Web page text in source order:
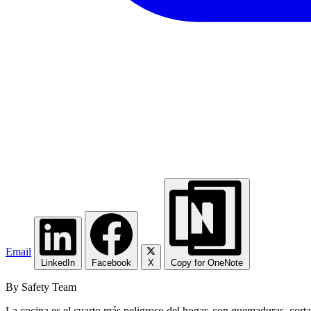
Email
LinkedIn Facebook X Copy for OneNote
By Safety Team